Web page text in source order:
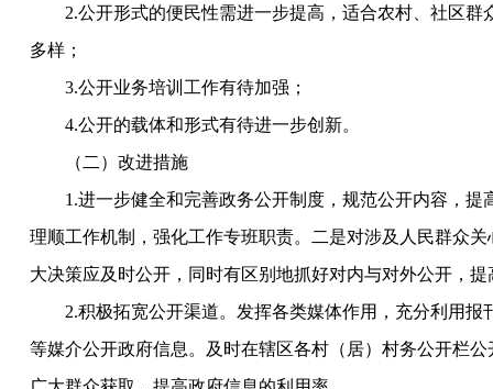
2.公开形式的便民性需进一步提高，适合农村、社区群
多样；
3.公开业务培训工作有待加强；
4.公开的载体和形式有待进一步创新。
（二）改进措施
1.进一步健全和完善政务公开制度，规范公开内容，提
理顺工作机制，强化工作专班职责。二是对涉及人民群众
大决策应及时公开，同时有区别地抓好对内与对外公开，
2.积极拓宽公开渠道。发挥各类媒体作用，充分利用报
等媒介公开政府信息。及时在辖区各村（居）村务公开栏